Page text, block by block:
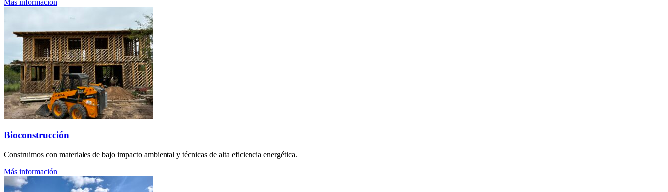
Más información
Bioconstrucción
Construimos con materiales de bajo impacto ambiental y técnicas de alta eficiencia energética.
Más información